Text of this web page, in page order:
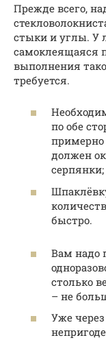
Прежде всего,
стыки и углы. У
самоклеящаяся
выполнения
требуется.
по обе
примерно
должен
серпянки;
быстро.
Вам надо
столько
– не
Уже